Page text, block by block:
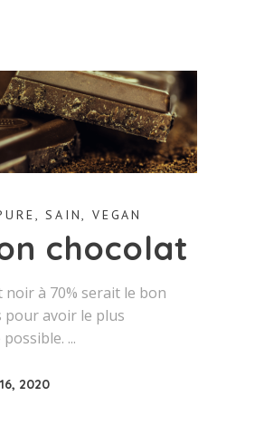
,SAIN,VEGAN
chocolat
noir à 70% serait le bon
pour avoir le plus
2020